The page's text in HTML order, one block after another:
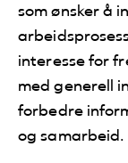
som ønsker å
interesse for
med generell
forbedre
og samarbeid.